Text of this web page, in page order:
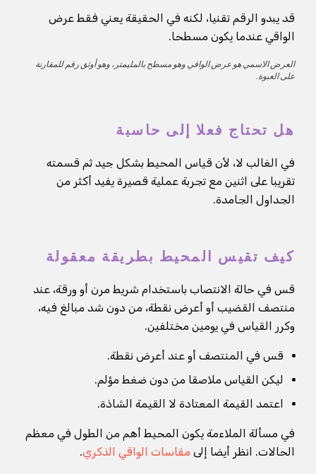
قد يبدو الرقم تقنيا، لكنه في الحقيقة يعني فقط عرض
الواقي عندما يكون مسطحا.
العرض الاسمي هو عرض الواقي وهو مسطح بالمليمتر، وهو أوثق رقم للمقارنة
على العبوة.
هل تحتاج فعلا إلى حاسبة
في الغالب لا، لأن قياس المحيط بشكل جيد ثم قسمته
تقريبا على اثنين مع تجربة عملية قصيرة يفيد أكثر من
الجداول الجامدة.
كيف تقيس المحيط بطريقة معقولة
قس في حالة الانتصاب باستخدام شريط مرن أو ورقة، عند
منتصف القضيب أو أعرض نقطة، من دون شد مبالغ فيه،
وكرر القياس في يومين مختلفين.
قس في المنتصف أو عند أعرض نقطة.
ليكن القياس ملاصقا من دون ضغط مؤلم.
اعتمد القيمة المعتادة لا القيمة الشاذة.
في مسألة الملاءمة يكون المحيط أهم من الطول في معظم
الحالات. انظر أيضا إلى مقاسات الواقي الذكري.